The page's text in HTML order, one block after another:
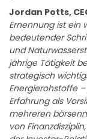
Jordan Potts,
Ernennung ist ein
bedeutender
und
jährige Tätigkeit
strategisch
Energierohstoffe
Erfahrung als
mehreren
von